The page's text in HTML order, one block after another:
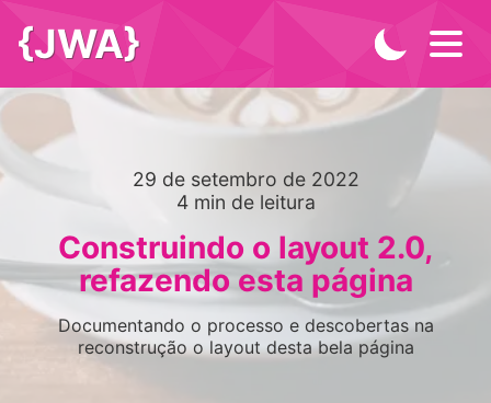
{JWA}
29 de setembro de 2022
4min de leitura
Construindo o layout 2.0,
refazendo esta página
Documentando o processo e descobertas na
reconstrução o layout desta bela página